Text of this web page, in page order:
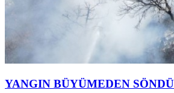
YANGIN BÜYÜMEDEN